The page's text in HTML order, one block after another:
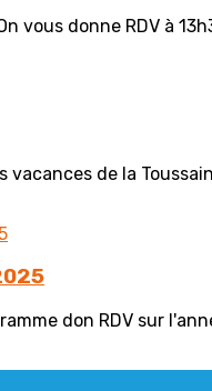
vous donne RDV à
vacances de la
don RDV sur